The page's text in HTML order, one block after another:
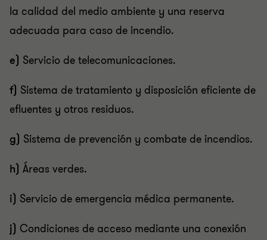
la calidad del medio ambiente y una reserva
adecuada para caso de incendio.
e) Servicio de telecomunicaciones.
f) Sistema de tratamiento y disposición eficiente de
efluentes y otros residuos.
g) Sistema de prevención y combate de incendios.
h) Áreas verdes.
i) Servicio de emergencia médica permanente.
j) Condiciones de acceso mediante una conexión